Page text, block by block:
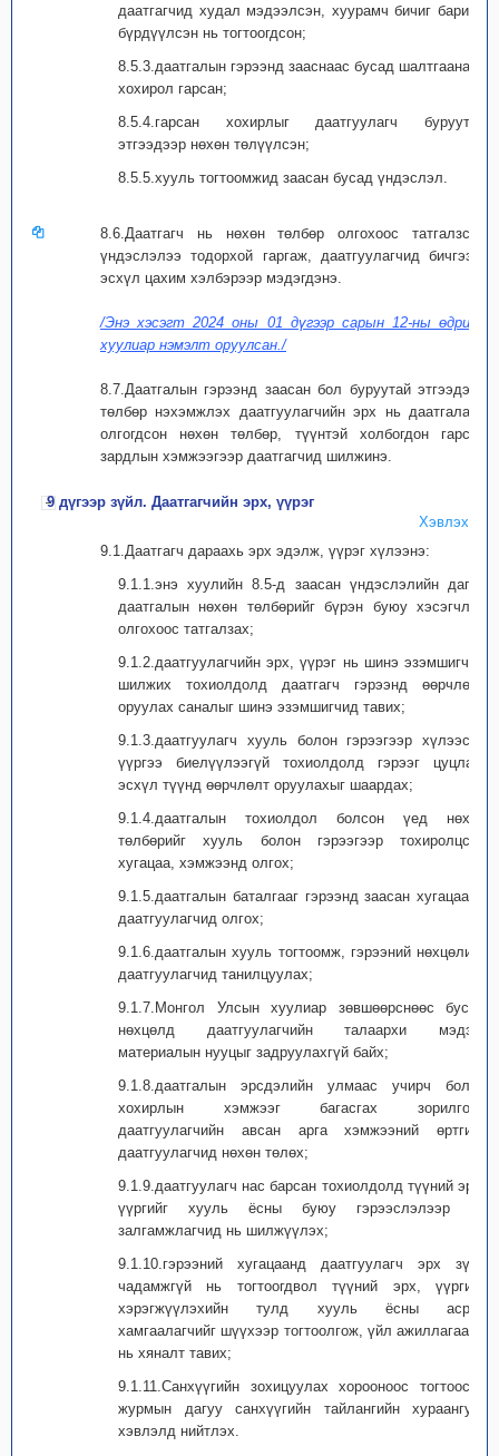
даатгагчид худал мэдээлсэн, хуурамч бичиг баримт
бүрдүүлсэн нь тогтоогдсон;
8.5.3.даатгалын гэрээнд зааснаас бусад шалтгаанаар
хохирол гарсан;
8.5.4.гарсан хохирлыг даатгуулагч буруутай
этгээдээр нөхөн төлүүлсэн;
8.5.5.хууль тогтоомжид заасан бусад үндэслэл.
8.6.Даатгагч нь нөхөн төлбөр олгохоос татгалзсан
үндэслэлээ тодорхой гаргаж, даатгуулагчид бичгээр,
эсхүл цахим хэлбэрээр мэдэгдэнэ.
/Энэ хэсэгт 2024 оны 01 дүгээр сарын 12-ны өдрийн
хуулиар нэмэлт оруулсан./
8.7.Даатгалын гэрээнд заасан бол буруутай этгээдээс
төлбөр нэхэмжлэх даатгуулагчийн эрх нь даатгалаар
олгогдсон нөхөн төлбөр, түүнтэй холбогдон гарсан
зардлын хэмжээгээр даатгагчид шилжинэ.
9 дүгээр зүйл. Даатгагчийн эрх, үүрэг
Хэвлэх
9.1.Даатгагч дараахь эрх эдэлж, үүрэг хүлээнэ:
9.1.1.энэ хуулийн 8.5-д заасан үндэслэлийн дагуу
даатгалын нөхөн төлбөрийг бүрэн буюу хэсэгчлэн
олгохоос татгалзах;
9.1.2.даатгуулагчийн эрх, үүрэг нь шинэ эзэмшигчид
шилжих тохиолдолд даатгагч гэрээнд өөрчлөлт
оруулах саналыг шинэ эзэмшигчид тавих;
9.1.3.даатгуулагч хууль болон гэрээгээр хүлээсэн
үүргээ биелүүлээгүй тохиолдолд гэрээг цуцлах,
эсхүл түүнд өөрчлөлт оруулахыг шаардах;
9.1.4.даатгалын тохиолдол болсон үед нөхөн
төлбөрийг хууль болон гэрээгээр тохиролцсон
хугацаа, хэмжээнд олгох;
9.1.5.даатгалын баталгааг гэрээнд заасан хугацаанд
даатгуулагчид олгох;
9.1.6.даатгалын хууль тогтоомж, гэрээний нөхцөлийг
даатгуулагчид танилцуулах;
9.1.7.Монгол Улсын хуулиар зөвшөөрснөөс бусад
нөхцөлд даатгуулагчийн талаархи мэдээ,
материалын нууцыг задруулахгүй байх;
9.1.8.даатгалын эрсдэлийн улмаас учирч болох
хохирлын хэмжээг багасгах зорилгоор
даатгуулагчийн авсан арга хэмжээний өртгийг
даатгуулагчид нөхөн төлөх;
9.1.9.даатгуулагч нас барсан тохиолдолд түүний эрх,
үүргийг хууль ёсны буюу гэрээслэлээр өв
залгамжлагчид нь шилжүүлэх;
9.1.10.гэрээний хугацаанд даатгуулагч эрх зүйн
чадамжгүй нь тогтоогдвол түүний эрх, үүргийг
хэрэгжүүлэхийн тулд хууль ёсны асран
хамгаалагчийг шүүхээр тогтоолгож, үйл ажиллагаанд
нь хяналт тавих;
9.1.11.Санхүүгийн зохицуулах хорооноос тогтоосон
журмын дагуу санхүүгийн тайлангийн хураангуйг
хэвлэлд нийтлэх.